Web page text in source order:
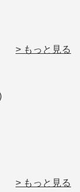
> もっと見る
> もっと見る